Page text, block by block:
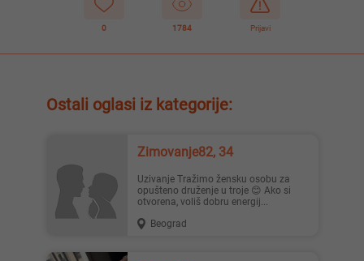
0 1784 Prijavi
Ostali oglasi iz kategorije:
Zimovanje82, 34
Uzivanje Tražimo žensku osobu za
opušteno druženje u troje 😊 Ako si
otvorena, voliš dobru energij...
Beograd